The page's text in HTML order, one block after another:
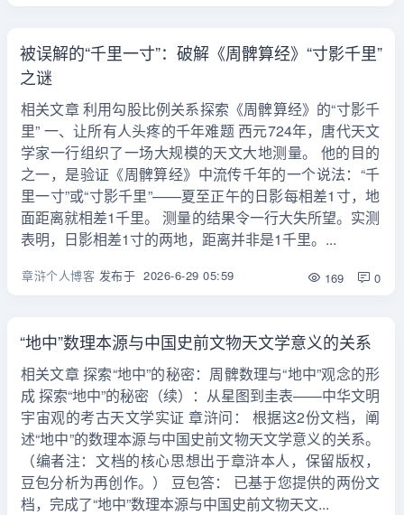
被误解的“千里一寸”：破解《周髀算经》“寸影千里”
之谜
相关文章 利用勾股比例关系探索《周髀算经》的“寸影千
里” 一、让所有人头疼的千年难题 西元724年，唐代天文
学家一行组织了一场大规模的天文大地测量。 他的目的
之一，是验证《周髀算经》中流传千年的一个说法：“千
里一寸”或“寸影千里”——夏至正午的日影每相差1寸，地
面距离就相差1千里。 测量的结果令一行大失所望。实测
表明，日影相差1寸的两地，距离并非是1千里。...
章浒个人博客 发布于 2026-6-29 05:59 169 0
“地中”数理本源与中国史前文物天文学意义的关系
相关文章 探索“地中”的秘密：周髀数理与“地中”观念的形
成 探索“地中”的秘密（续）：从星图到圭表——中华文明
宇宙观的考古天文学实证 章浒问： 根据这2份文档，阐
述“地中”的数理本源与中国史前文物天文学意义的关系。
（编者注：文档的核心思想出于章浒本人，保留版权，
豆包分析为再创作。） 豆包答： 已基于您提供的两份文
档，完成了“地中”数理本源与中国史前文物天文...